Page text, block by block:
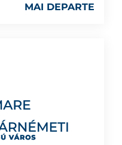
MAI DEPARTE